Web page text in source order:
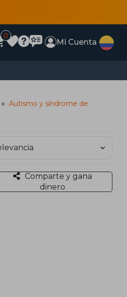
0
Mi Cuenta
Autismo y síndrome de
Comparte y gana
dinero